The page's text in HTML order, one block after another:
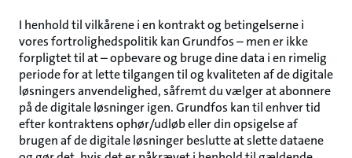
I henhold til vilkårene i en kontrakt og betingelserne i
vores fortrolighedspolitik kan Grundfos – men er ikke
forpligtet til at – opbevare og bruge dine data i en rimelig
periode for at lette tilgangen til og kvaliteten af de digitale
løsningers anvendelighed, såfremt du vælger at abonnere
på de digitale løsninger igen. Grundfos kan til enhver tid
efter kontraktens ophør/udløb eller din opsigelse af
brugen af de digitale løsninger beslutte at slette dataene